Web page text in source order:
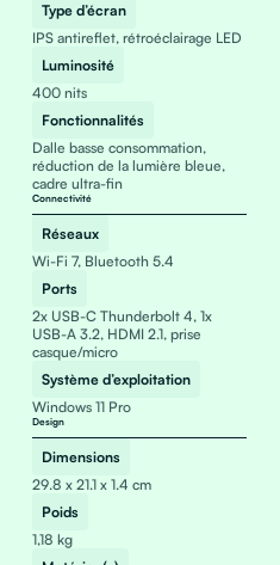
Type d’écran
IPS antireflet, rétroéclairage LED
Luminosité
400 nits
Fonctionnalités
Dalle basse consommation,
réduction de la lumière bleue,
cadre ultra-fin
Connectivité
Réseaux
Wi-Fi 7, Bluetooth 5.4
Ports
2x USB-C Thunderbolt 4, 1x
USB-A 3.2, HDMI 2.1, prise
casque/micro
Système d’exploitation
Windows 11 Pro
Design
Dimensions
29.8 x 21.1 x 1.4 cm
Poids
1,18 kg